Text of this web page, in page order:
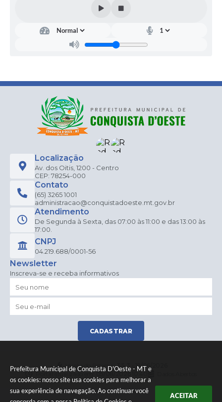
Prefeitura Municipal de Conquista D'Oeste - MT e
os cookies: nosso site usa cookies para melhorar a
sua experiência de navegação. Ao continuar você
ACEITAR
Localização
Av. dos Oitis, 1200 - Centro
CEP: 78254-000
Contato
(65) 3265 1001
administracao@conquistadoeste.mt.gov.br
Atendimento
De Segunda à Sexta, das 07:00 às 11:00 e das 13:00 às
17:00.
CNPJ
04.219.688/0001-56
Newsletter
Inscreva-se e receba informativos
CADASTRAR
Versão do Sistema:3.5.3 - 19/06/2026
Portal atualizado em: